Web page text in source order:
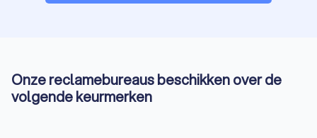
Onze reclamebureaus beschikken over de
volgende keurmerken